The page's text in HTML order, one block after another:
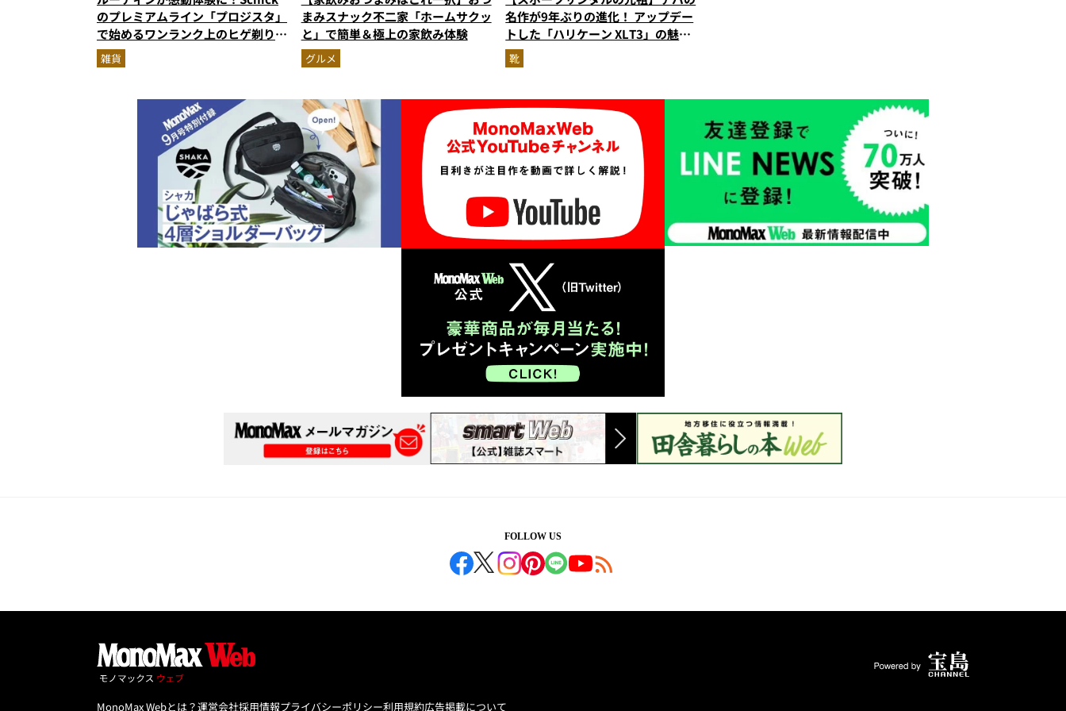
のプレミアムライン「プロジスタ」
で始めるワンランク上のヒゲ剃り習
慣
雑貨
まみスナック不二家「ホームサクッ
と」で簡単＆極上の家飲み体験
グルメ
名作が9年ぶりの進化！ アップデー
トした「ハリケーン XLT3」の魅力
を識者があらゆる角度から徹底解
説！
靴
FOLLOW US
MonoMax Webとは？運営会社採用情報プライバシーポリシー利用規約広告掲載について